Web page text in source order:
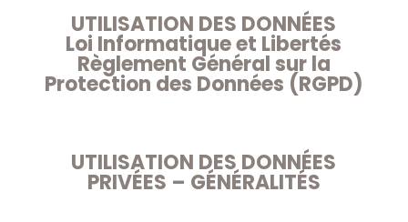
UTILISATION DES DONNÉES
Loi Informatique et Libertés
Règlement Général sur la
Protection des Données (RGPD)
UTILISATION DES DONNÉES
PRIVÉES – GÉNÉRALITÉS